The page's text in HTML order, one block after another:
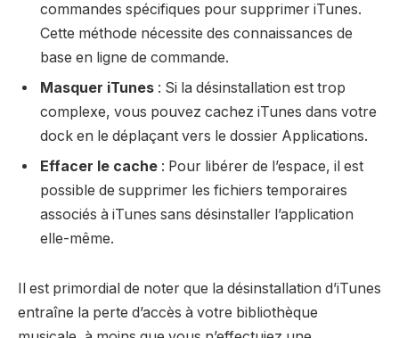
commandes spécifiques pour supprimer iTunes.
Cette méthode nécessite des connaissances de
base en ligne de commande.
Masquer iTunes : Si la désinstallation est trop
complexe, vous pouvez cachez iTunes dans votre
dock en le déplaçant vers le dossier Applications.
Effacer le cache : Pour libérer de l’espace, il est
possible de supprimer les fichiers temporaires
associés à iTunes sans désinstaller l’application
elle-même.
Il est primordial de noter que la désinstallation d’iTunes
entraîne la perte d’accès à votre bibliothèque